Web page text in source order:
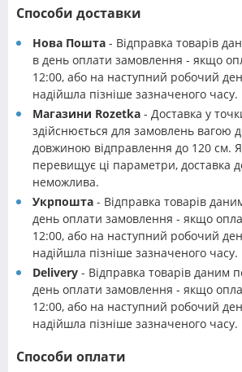
Способи доставки
Нова Пошта - Відправка товарів
в день оплати замовлення - якщо
12:00, або на наступний робочий
надійшла пізніше зазначеного часу.
Магазини Rozetka - Доставка у
здійснюється для замовлень вагою
довжиною відправлення до 120 см.
перевищує ці параметри, доставка
неможлива.
Укрпошта - Відправка товарів
день оплати замовлення - якщо
12:00, або на наступний робочий
надійшла пізніше зазначеного часу.
Delivery - Відправка товарів даним
день оплати замовлення - якщо
12:00, або на наступний робочий
надійшла пізніше зазначеного часу.
Способи оплати